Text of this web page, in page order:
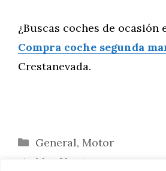
¿Buscas coches de ocasión
Compra coche segunda
Crestanevada.
Categorías
General, Motor
Max Verstappen no